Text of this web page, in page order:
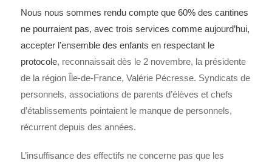
Nous nous sommes rendu compte que 60% des cantines
ne pourraient pas, avec trois services comme aujourd’hui,
accepter l’ensemble des enfants en respectant le
protocole, reconnaissait dès le 2 novembre, la présidente
de la région Île-de-France, Valérie Pécresse. Syndicats de
personnels, associations de parents d’élèves et chefs
d’établissements pointaient le manque de personnels,
récurrent depuis des années.
L’insuffisance des effectifs ne concerne pas que les